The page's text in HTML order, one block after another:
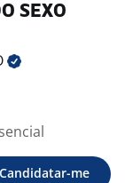
SEXO
Candidatar-me